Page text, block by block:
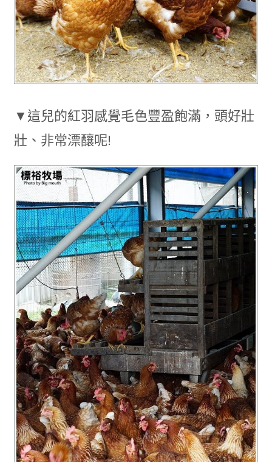
▼這兒的紅羽感覺毛色豐盈飽滿，頭好壯
壯、非常漂釀呢!